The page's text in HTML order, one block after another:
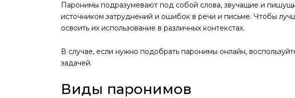
Паронимы подразумевают под собой слова, звучащие и
источником затруднений и ошибок в речи и письме. Чтобы
освоить их использование в различных контекстах.
В случае, если нужно подобрать паронимы онлайн,
задачей.
Виды паронимов